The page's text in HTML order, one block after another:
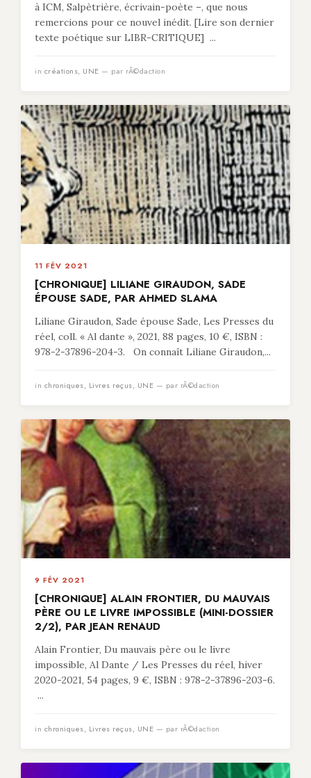
à ICM, Salpètrière, écrivain-poète –, que nous
remercions pour ce nouvel inédit. [Lire son dernier
texte poétique sur LIBR-CRITIQUE] ...
in créations, UNE — par rÃ©daction
11 FÉV 2021
[CHRONIQUE] LILIANE GIRAUDON, SADE
ÉPOUSE SADE, PAR AHMED SLAMA
Liliane Giraudon, Sade épouse Sade, Les Presses du
réel, coll. « Al dante », 2021, 88 pages, 10 €, ISBN :
978-2-37896-204-3. On connaît Liliane Giraudon,...
in chroniques, Livres reçus, UNE — par rÃ©daction
9 FÉV 2021
[CHRONIQUE] ALAIN FRONTIER, DU MAUVAIS
PÈRE OU LE LIVRE IMPOSSIBLE (MINI-DOSSIER
2/2), PAR JEAN RENAUD
Alain Frontier, Du mauvais père ou le livre
impossible, Al Dante / Les Presses du réel, hiver
2020-2021, 54 pages, 9 €, ISBN : 978-2-37896-203-6.
...
in chroniques, Livres reçus, UNE — par rÃ©daction